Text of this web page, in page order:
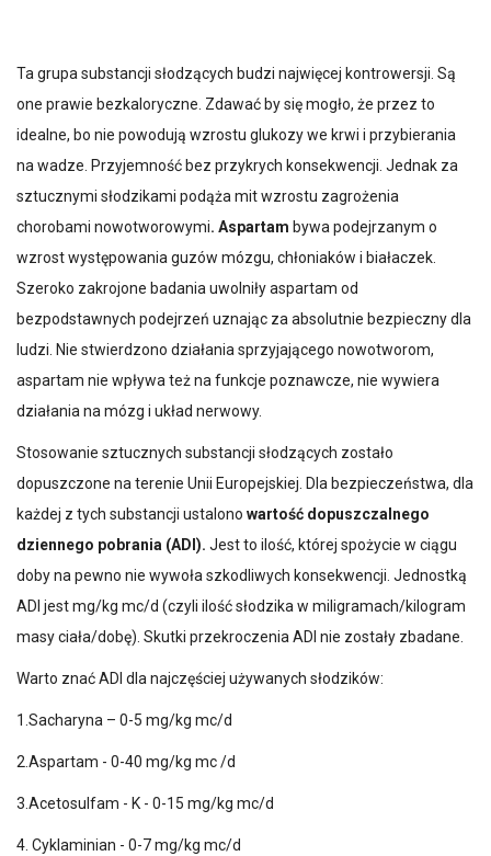
Ta grupa substancji słodzących budzi najwięcej kontrowersji. Są
one prawie bezkaloryczne. Zdawać by się mogło, że przez to
idealne, bo nie powodują wzrostu glukozy we krwi i przybierania
na wadze. Przyjemność bez przykrych konsekwencji. Jednak za
sztucznymi słodzikami podąża mit wzrostu zagrożenia
chorobami nowotworowymi. Aspartam bywa podejrzanym o
wzrost występowania guzów mózgu, chłoniaków i białaczek.
Szeroko zakrojone badania uwolniły aspartam od
bezpodstawnych podejrzeń uznając za absolutnie bezpieczny dla
ludzi. Nie stwierdzono działania sprzyjającego nowotworom,
aspartam nie wpływa też na funkcje poznawcze, nie wywiera
działania na mózg i układ nerwowy.
Stosowanie sztucznych substancji słodzących zostało
dopuszczone na terenie Unii Europejskiej. Dla bezpieczeństwa, dla
każdej z tych substancji ustalono wartość dopuszczalnego
dziennego pobrania (ADI). Jest to ilość, której spożycie w ciągu
doby na pewno nie wywoła szkodliwych konsekwencji. Jednostką
ADI jest mg/kg mc/d (czyli ilość słodzika w miligramach/kilogram
masy ciała/dobę). Skutki przekroczenia ADI nie zostały zbadane.
Warto znać ADI dla najczęściej używanych słodzików:
1.Sacharyna – 0-5 mg/kg mc/d
2.Aspartam - 0-40 mg/kg mc /d
3.Acetosulfam - K - 0-15 mg/kg mc/d
4. Cyklaminian - 0-7 mg/kg mc/d